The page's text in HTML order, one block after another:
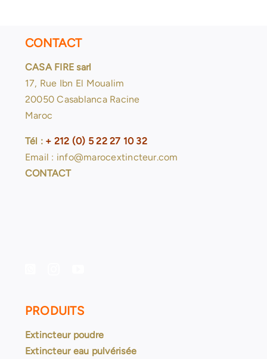
CONTACT
CASA FIRE sarl
17, Rue Ibn El Moualim
20050 Casablanca Racine
Maroc
Tél : + 212 (0) 5 22 27 10 32
Email : info@marocextincteur.com
CONTACT
PRODUITS
Extincteur poudre
Extincteur eau pulvérisée